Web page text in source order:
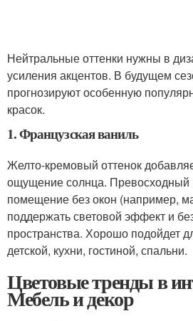
Нейтральные оттенки нужны в
усиления акцентов. В будущем
прогнозируют особенную
красок.
1. Французская ваниль
Желто-кремовый оттенок
ощущение солнца. Превосходный
помещение без окон (например,
поддержать световой эффект и
пространства. Хорошо подойдет
детской, кухни, гостиной, спальни.
Цветовые тренды в
Мебель и декор